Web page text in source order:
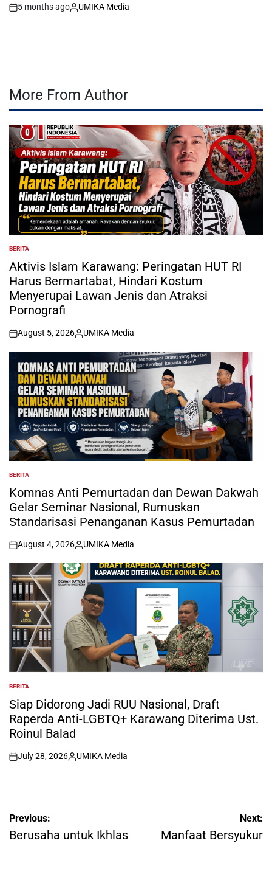
on
5 months ago
Posted
UMIKA Media
More From Author
POSTED
IN
BERITA
Aktivis Islam Karawang: Peringatan HUT RI
Harus Bermartabat, Hindari Kostum
Menyerupai Lawan Jenis dan Atraksi
Pornografi
on
August 5, 2026
Posted
by
UMIKA Media
POSTED
IN
BERITA
Komnas Anti Pemurtadan dan Dewan Dakwah
Gelar Seminar Nasional, Rumuskan
Standarisasi Penanganan Kasus Pemurtadan
on
August 4, 2026
Posted
by
UMIKA Media
POSTED
IN
BERITA
Siap Didorong Jadi RUU Nasional, Draft
Raperda Anti-LGBTQ+ Karawang Diterima Ust.
Roinul Balad
on
July 28, 2026
Posted
UMIKA Media
Post
navigation
Previous:
Berusaha untuk Ikhlas
Next:
Manfaat Bersyukur